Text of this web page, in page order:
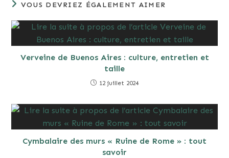
VOUS DEVRIEZ ÉGALEMENT AIMER
Verveine de Buenos Aires : culture, entretien et
taille
12 juillet 2024
Cymbalaire des murs « Ruine de Rome » : tout
savoir